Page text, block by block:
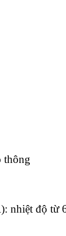
thông
nhiệt độ từ